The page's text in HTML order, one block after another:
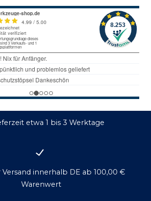
etwa 1 bis 3 Werktage
innerhalb DE ab 100,00 €
Warenwert